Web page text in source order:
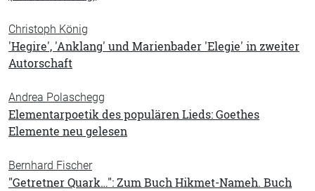
Christoph König
'Hegire', 'Anklang' und Marienbader 'Elegie' in zweiter
Autorschaft
Andrea Polaschegg
Elementarpoetik des populären Lieds: Goethes
Elemente neu gelesen
Bernhard Fischer
"Getretner Quark…": Zum Buch Hikmet-Nameh. Buch